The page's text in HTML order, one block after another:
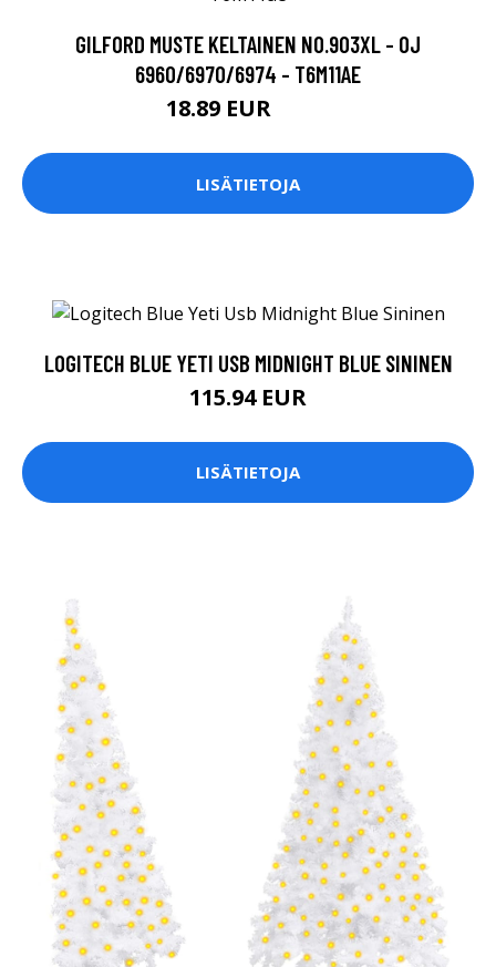
GILFORD MUSTE KELTAINEN NO.903XL - OJ
6960/6970/6974 - T6M11AE
18.89 EUR
LISÄTIETOJA
LOGITECH BLUE YETI USB MIDNIGHT BLUE SININEN
115.94 EUR
LISÄTIETOJA